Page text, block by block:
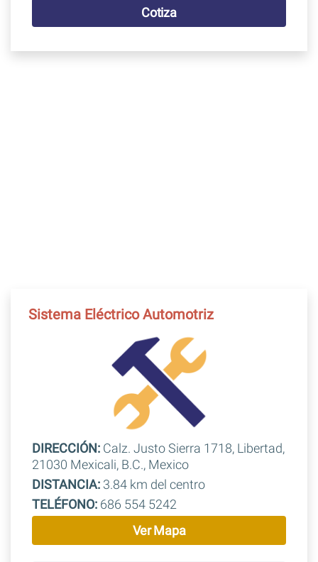
Cotiza
Sistema Eléctrico Automotriz
DIRECCIÓN:Calz. Justo Sierra 1718, Libertad,
21030 Mexicali, B.C., Mexico
DISTANCIA:3.84 km del centro
TELÉFONO:686 554 5242
Ver Mapa